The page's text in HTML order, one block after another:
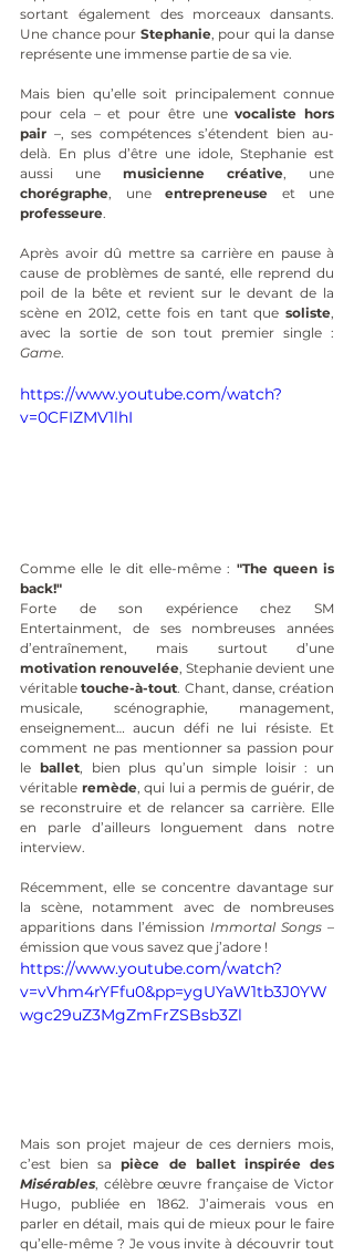
sortant également des morceaux dansants.
Une chance pour Stephanie, pour qui la danse
représente une immense partie de sa vie.
Mais bien qu’elle soit principalement connue
pour cela – et pour être une vocaliste hors
pair –, ses compétences s’étendent bien au-
delà. En plus d’être une idole, Stephanie est
aussi une musicienne créative
chorégraphe, une entrepreneuse
professeure.
Après avoir dû mettre sa carrière en pause à
cause de problèmes de santé, elle reprend du
poil de la bête et revient sur le devant de la
scène en 2012, cette fois en tant que soliste,
Game.
https://www.youtube.com/watch?
v=0CFIZMV1lhI
Comme elle le dit elle-même : "The queen is
back!"
Forte de son expérience chez SM
Entertainment, de ses nombreuses années
motivation renouvelée, Stephanie devient une
véritable touche-à-tout. Chant, danse, création
musicale, scénographie, management,
enseignement… aucun défi ne lui résiste. Et
comment ne pas mentionner sa passion pour
le ballet, bien plus qu’un simple loisir : un
véritable remède, qui lui a permis de guérir, de
se reconstruire et de relancer sa carrière. Elle
en parle d’ailleurs longuement dans notre
interview.
Récemment, elle se concentre davantage sur
la scène, notamment avec de nombreuses
apparitions dans l’émission Immortal Songs –
émission que vous savez que j’adore !
https://www.youtube.com/watch?
v=vVhm4rYFfu0&pp=ygUYaW1tb3J0YW
wgc29uZ3MgZmFrZSBsb3Zl
Mais son projet majeur de ces derniers mois,
c’est bien sa
Misérables, célèbre œuvre française de Victor
Hugo, publiée en 1862. J’aimerais vous en
parler en détail, mais qui de mieux pour le faire
qu’elle-même ? Je vous invite à découvrir tout